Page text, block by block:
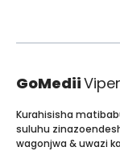
GoMedii
Kurahisisha
suluhu
wagonjwa & uwazi